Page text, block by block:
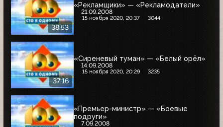
38:53
«Рекламщики» — «Рекламодатели»
21.09.2008
15 ноября 2020, 20:37 3044
37:16
«Сиреневый туман» — «Белый орёл»
14.09.2008
15 ноября 2020, 20:29 3235
«Премьер-министр» — «Боевые
подруги»
7.09.2008